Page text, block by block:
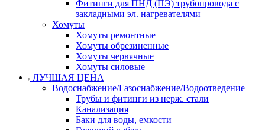
Фитинги для ПНД (ПЭ) трубопровода с
закладными эл. нагревателями
Хомуты
Хомуты ремонтные
Хомуты обрезиненные
Хомуты червячные
Хомуты силовые
ЛУЧШАЯ ЦЕНА
Водоснабжение/Газоснабжение/Водоотведение
Трубы и фитинги из нерж. стали
Канализация
Баки для воды, емкости